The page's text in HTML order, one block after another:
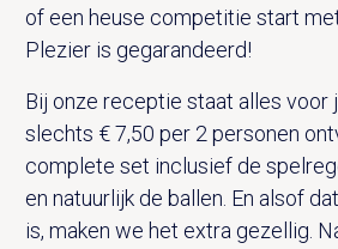
of een heuse competitie start
Plezier is gegarandeerd!
Bij onze receptie staat alles voor
slechts € 7,50 per 2 personen
complete set inclusief de
en natuurlijk de ballen. En alsof
is, maken we het extra gezellig.